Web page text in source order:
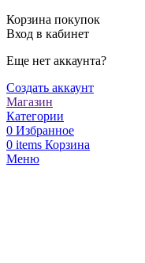
Корзина покупок
Вход в кабинет
Еще нет аккаунта?
Создать аккаунт
Магазин
Категории
0 Избранное
0 items Корзина
Меню